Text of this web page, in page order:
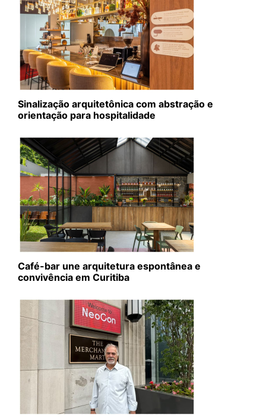
Sinalização arquitetônica com abstração e
orientação para hospitalidade
Café-bar une arquitetura espontânea e
convivência em Curitiba